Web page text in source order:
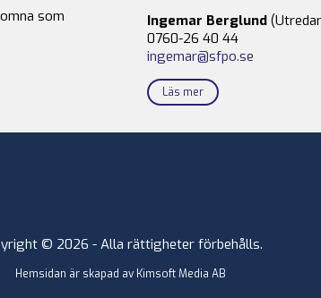
som
Ingemar Berglund
0760-26 40 44
ingemar@sfpo.se
Läs mer
© 2026 - Alla rättigheter förbehålls.
Hemsidan är skapad av Kimsoft Media AB